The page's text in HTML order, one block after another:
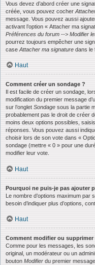
Vous devez d’abord créer une
créée, vous pouvez cocher
message. Vous pouvez aussi
activant l’option « Attacher ma
Préférences du forum --> Modifier
pourrez toujours empêcher une
case Attacher ma signature dans le
Haut
Comment créer un sondage ?
Il est facile de créer un sondage,
modification du premier message
sur l’onglet Sondage sous la partie
probablement pas le droit de créer
moins deux options possibles,
réponses. Vous pouvez aussi
choisir lors de son vote dans «
sondage (mettre « 0 » pour une
modifier leur vote.
Haut
Pourquoi ne puis-je pas ajouter
Le nombre d’options maximum par
besoin d’indiquer plus d’options,
Haut
Comment modifier ou supprimer
Comme pour les messages, les
original, un modérateur ou un
bouton Modifier du premier